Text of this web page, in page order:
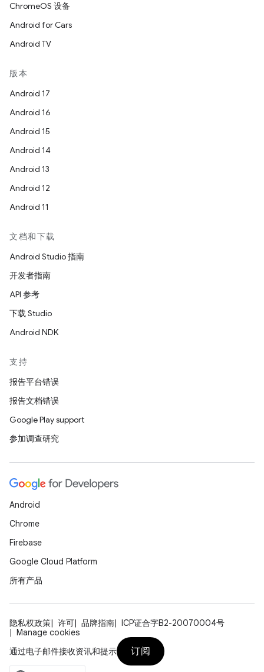
ChromeOS 设备
Android for Cars
Android TV
版本
Android 17
Android 16
Android 15
Android 14
Android 13
Android 12
Android 11
文档和下载
Android Studio 指南
开发者指南
API 参考
下载 Studio
Android NDK
支持
报告平台错误
报告文档错误
Google Play support
参加调查研究
Android
Chrome
Firebase
Google Cloud Platform
所有产品
隐私权政策 许可 品牌指南
ICP证合字B2-20070004号
Manage cookies
通过电子邮件接收资讯和提示
订阅